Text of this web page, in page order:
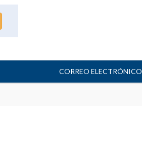
CORREO ELECTRÓNICO